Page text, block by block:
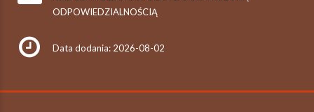
ODPOWIEDZIALNOŚCIĄ
Data dodania: 2026-08-02